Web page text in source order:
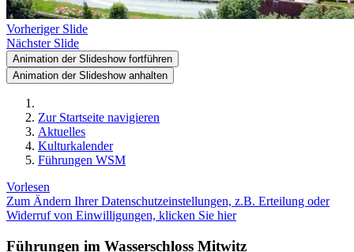
Vorheriger Slide
Nächster Slide
Animation der Slideshow fortführen
Animation der Slideshow anhalten
Zur Startseite navigieren
Aktuelles
Kulturkalender
Führungen WSM
Vorlesen
Zum Ändern Ihrer Datenschutzeinstellungen, z.B. Erteilung oder
Widerruf von Einwilligungen, klicken Sie hier
Führungen im Wasserschloss Mitwitz